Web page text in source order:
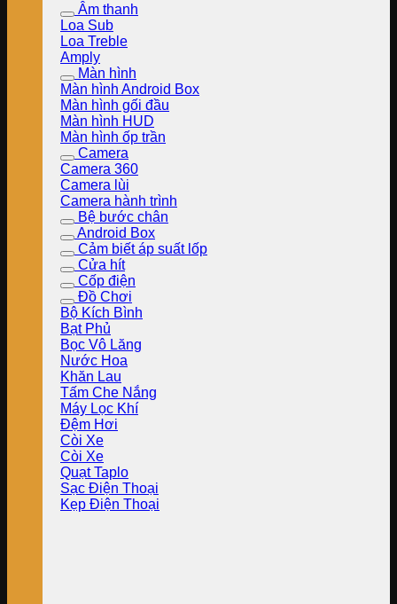
Âm thanh
Loa Sub
Loa Treble
Amply
Màn hình
Màn hình Android Box
Màn hình gối đầu
Màn hình HUD
Màn hình ốp trần
Camera
Camera 360
Camera lùi
Camera hành trình
Bệ bước chân
Android Box
Cảm biết áp suất lốp
Cửa hít
Cốp điện
Đồ Chơi
Bộ Kích Bình
Bạt Phủ
Bọc Vô Lăng
Nước Hoa
Khăn Lau
Tấm Che Nắng
Máy Lọc Khí
Đệm Hơi
Còi Xe
Còi Xe
Quạt Taplo
Sạc Điện Thoại
Kẹp Điện Thoại